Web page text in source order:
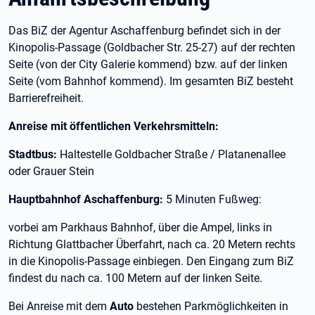
Das BiZ der Agentur Aschaffenburg befindet sich in der
Kinopolis-Passage (Goldbacher Str. 25-27) auf der rechten
Seite (von der City Galerie kommend) bzw. auf der linken
Seite (vom Bahnhof kommend). Im gesamten BiZ besteht
Barrierefreiheit.
Anreise mit öffentlichen Verkehrsmitteln:
Stadtbus: Haltestelle Goldbacher Straße / Platanenallee
oder Grauer Stein
Hauptbahnhof Aschaffenburg: 5 Minuten Fußweg:
vorbei am Parkhaus Bahnhof, über die Ampel, links in
Richtung Glattbacher Überfahrt, nach ca. 20 Metern rechts
in die Kinopolis-Passage einbiegen. Den Eingang zum BiZ
findest du nach ca. 100 Metern auf der linken Seite.
Bei Anreise mit dem Auto bestehen Parkmöglichkeiten in